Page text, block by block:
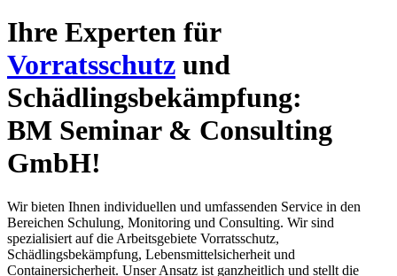
Ihre Experten für
Vorratsschutz und
Schädlingsbekämpfung:
BM Seminar & Consulting
GmbH!
Wir bieten Ihnen individuellen und umfassenden Service in den
Bereichen Schulung, Monitoring und Consulting. Wir sind
spezialisiert auf die Arbeitsgebiete Vorratsschutz,
Schädlingsbekämpfung, Lebensmittelsicherheit und
Containersicherheit. Unser Ansatz ist ganzheitlich und stellt die